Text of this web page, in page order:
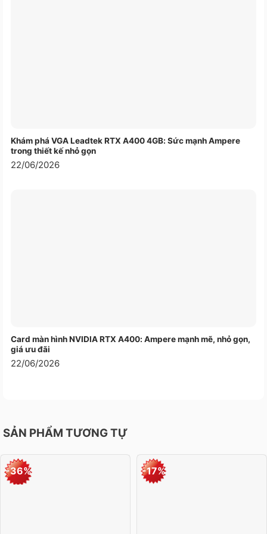
Khám phá VGA Leadtek RTX A400 4GB: Sức mạnh Ampere
trong thiết kế nhỏ gọn
22/06/2026
Card màn hình NVIDIA RTX A400: Ampere mạnh mẽ, nhỏ gọn,
giá ưu đãi
22/06/2026
SẢN PHẨM TƯƠNG TỰ
-36% -17%